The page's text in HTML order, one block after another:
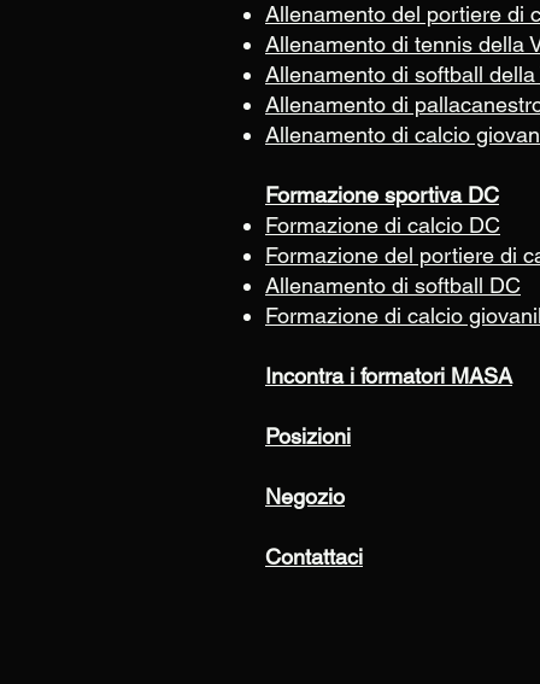
Allenamento del portiere di
Allenamento di tennis della
Allenamento di softball
Allenamento di
Allenamento di calcio
Formazione sportiva DC
Formazione di calcio DC
Formazione del portiere di
Allenamento di softball DC
Formazione di calcio
Incontra i formatori MASA
Posizioni
Negozio
Contattaci